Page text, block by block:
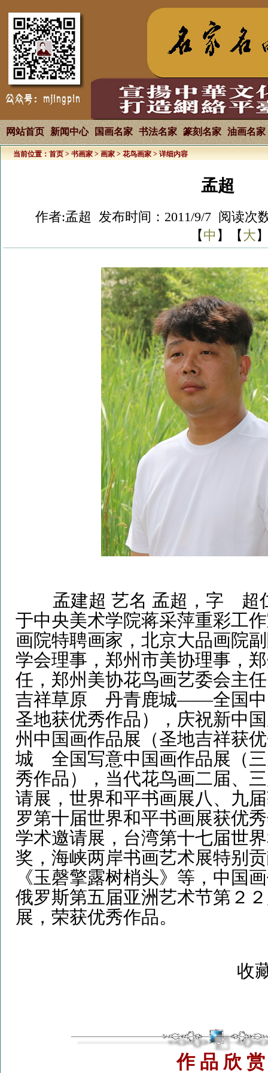
网站首页 新闻中心 国画名家 书法名家 篆刻名家 油画名家
当前位置：首页>书画家>画家>花鸟画家> 详细内容
孟超
作者:孟超 发布时间：2011/9/7 阅读次
【中 】【大
孟建超 艺名 孟超，字
超
于中央美术学院蒋采萍重彩工
画院特聘画家，北京大品画院
学会理事，郑州市美协理事，
任，郑州美协花鸟画艺委会主
吉祥草原
丹青鹿城——全国
圣地获优秀作品），庆祝新中
州中国画作品展（圣地吉祥获
城
全国写意中国画作品展（
秀作品），当代花鸟画二届、
请展，世界和平书画展八、九
罗第十届世界和平书画展获优
学术邀请展，台湾第十七届世
奖，海峡两岸书画艺术展特别
《玉磬擎露树梢头》等，中国
俄罗斯第五届亚洲艺术节第２
展，荣获优秀作品。
收
作 品 欣 赏